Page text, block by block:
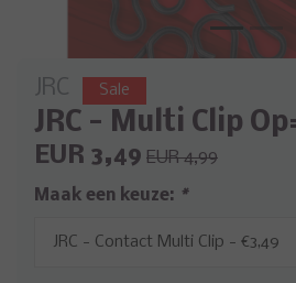
JRC Sale
JRC - Multi Clip
EUR 3,49 EUR 4,99
Maak een keuze: *